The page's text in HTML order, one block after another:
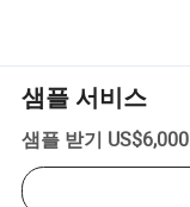
샘플 서비스
샘플 받기